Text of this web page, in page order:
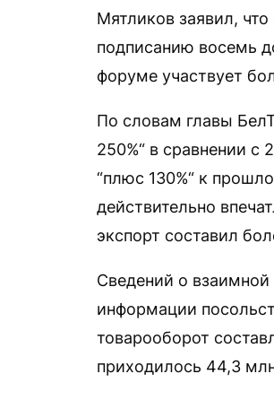
Мятликов заявил,
подписанию восемь
форуме участвует
По словам главы
250%“ в сравнении
“плюс 130%“ к
действительно
экспорт составил
Сведений о взаимной
информации
товарооборот
приходилось 44,3